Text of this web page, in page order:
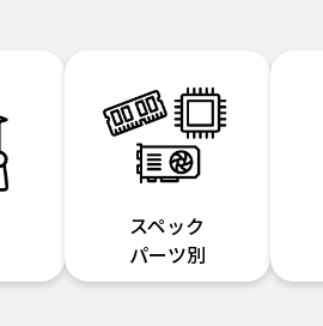
スペック
パーツ別